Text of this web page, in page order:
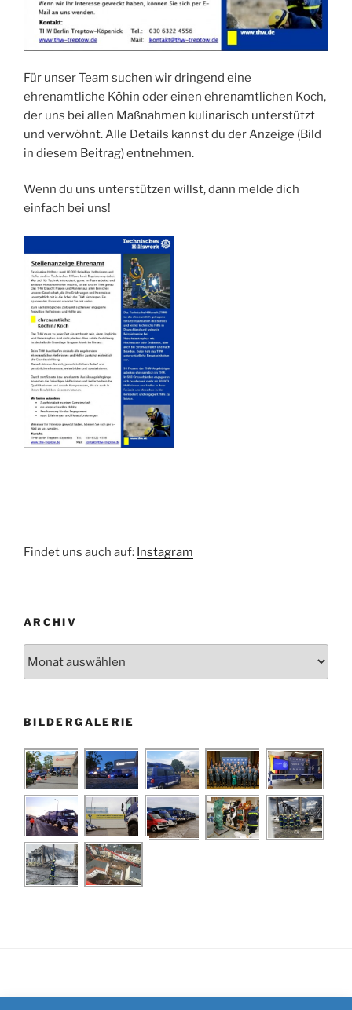
Für unser Team suchen wir dringend eine
ehrenamtliche Köhin oder einen ehrenamtlichen Koch,
der uns bei allen Maßnahmen kulinarisch unterstützt
und verwöhnt. Alle Details kannst du der Anzeige (Bild
in diesem Beitrag) entnehmen.
Wenn du uns unterstützen willst, dann melde dich
einfach bei uns!
Findet uns auch auf: Instagram
ARCHIV
BILDERGALERIE